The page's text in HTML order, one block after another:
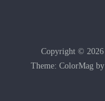
Copyright © 2026
Theme: ColorMag by